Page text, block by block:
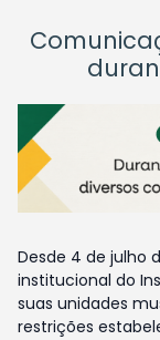
Desde 4 de julho
institucional do
suas unidades
restrições